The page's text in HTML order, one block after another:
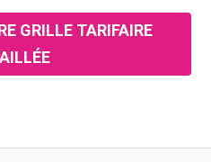
GRILLE TARIFAIRE